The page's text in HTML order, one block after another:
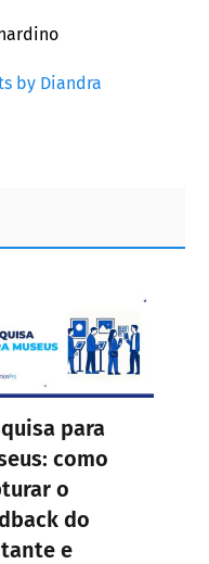
by Diandra
para
como
o
do
e